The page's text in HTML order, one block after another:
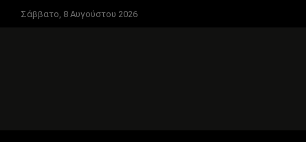
Σάββατο, 8 Αυγούστου 2026